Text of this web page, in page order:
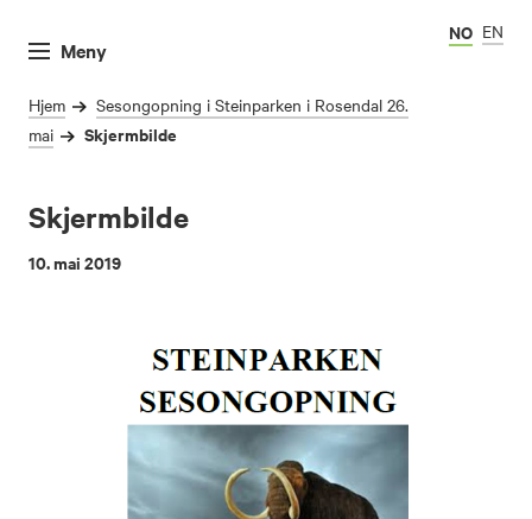
NO EN
Meny
Hjem
Sesongopning i Steinparken i Rosendal 26.
mai
Skjermbilde
Skjermbilde
10. mai 2019